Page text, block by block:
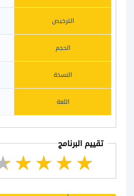
الترخيص
الحجم
النسخة
اللغة
تقييم البرنامج